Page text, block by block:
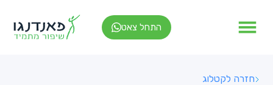
התחל צאט
חזרה לקטלוג